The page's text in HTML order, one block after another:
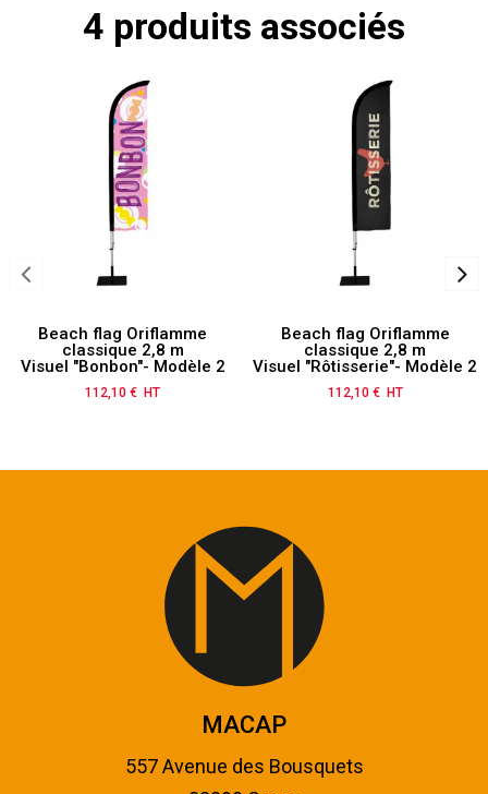
4 produits associés
Beach flag Oriflamme
classique 2,8 m
Visuel "Bonbon"- Modèle 2
Prix
112,10 € HT
Beach flag Oriflamme
classique 2,8 m
Visuel "Rôtisserie"- Modèle 2
Prix
112,10 € HT
MACAP
557 Avenue des Bousquets